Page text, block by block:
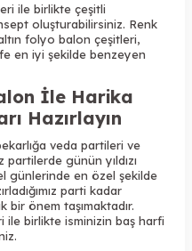
ile birlikte çeşitli
oluşturabilirsiniz. Renk
folyo balon çeşitleri,
en iyi şekilde benzeyen
İle Harika
Hazırlayın
veda partileri ve
partilerde günün yıldızı
günlerinde en özel şekilde
parti kadar
önem taşımaktadır.
birlikte isminizin baş harfi